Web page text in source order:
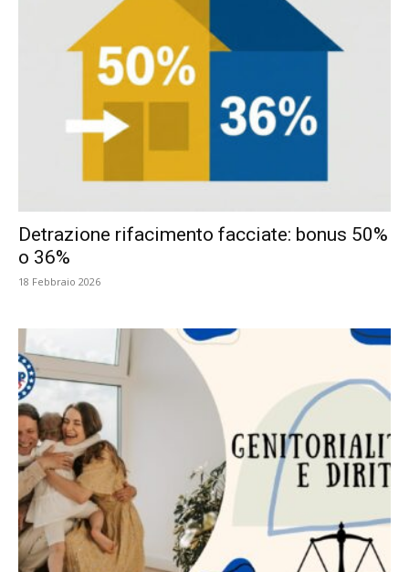
Detrazione rifacimento facciate: bonus 50%
o 36%
18 Febbraio 2026